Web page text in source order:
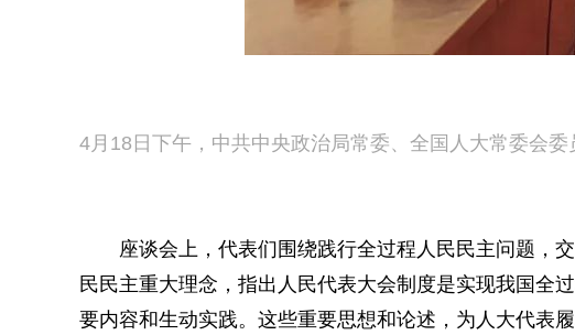
4月18日下午，中共中央政治局常委、全国人大常委会
座谈会上，代表们围绕践行全过程人民民主问题，
民民主重大理念，指出人民代表大会制度是实现我国全
要内容和生动实践。这些重要思想和论述，为人大代表